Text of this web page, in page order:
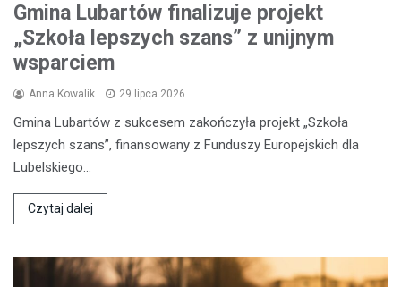
Gmina Lubartów finalizuje projekt
„Szkoła lepszych szans” z unijnym
wsparciem
Anna Kowalik 29 lipca 2026
Gmina Lubartów z sukcesem zakończyła projekt „Szkoła
lepszych szans”, finansowany z Funduszy Europejskich dla
Lubelskiego…
Czytaj dalej